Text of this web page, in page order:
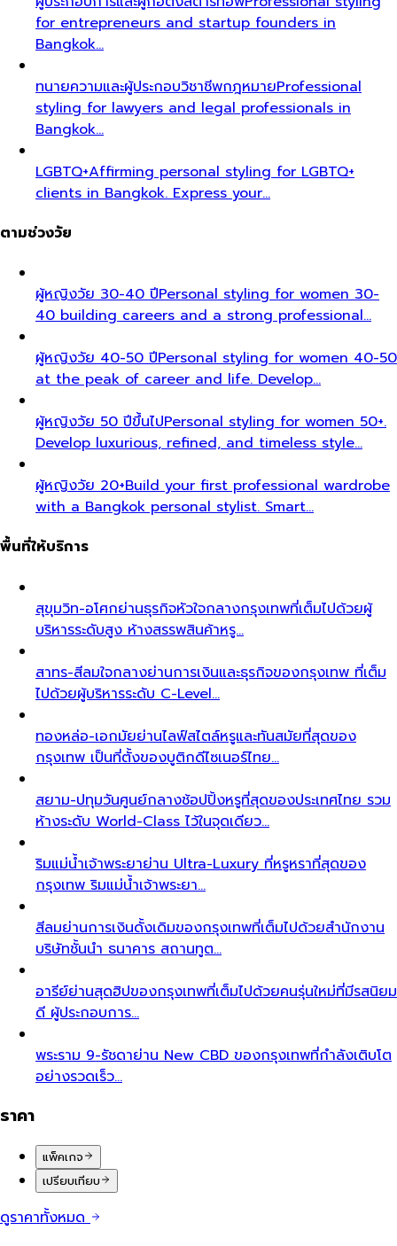
for entrepreneurs and startup founders in
Bangkok…
ทนายความและผู้ประกอบวิชาชีพกฎหมายProfessional
styling for lawyers and legal professionals in
Bangkok…
LGBTQ+Affirming personal styling for LGBTQ+
clients in Bangkok. Express your…
ตามช่วงวัย
ผู้หญิงวัย 30-40 ปีPersonal styling for women 30-
40 building careers and a strong professional…
ผู้หญิงวัย 40-50 ปีPersonal styling for women 40-50
at the peak of career and life. Develop…
ผู้หญิงวัย 50 ปีขึ้นไปPersonal styling for women 50+.
Develop luxurious, refined, and timeless style…
ผู้หญิงวัย 20+Build your first professional wardrobe
with a Bangkok personal stylist. Smart…
พื้นที่ให้บริการ
สุขุมวิท-อโศกย่านธุรกิจหัวใจกลางกรุงเทพที่เต็มไปด้วยผู้
บริหารระดับสูง ห้างสรรพสินค้าหรู…
สาทร-สีลมใจกลางย่านการเงินและธุรกิจของกรุงเทพ ที่เต็ม
ไปด้วยผู้บริหารระดับ C-Level…
ทองหล่อ-เอกมัยย่านไลฟ์สไตล์หรูและทันสมัยที่สุดของ
กรุงเทพ เป็นที่ตั้งของบูติกดีไซเนอร์ไทย…
สยาม-ปทุมวันศูนย์กลางช้อปปิ้งหรูที่สุดของประเทศไทย รวม
ห้างระดับ World-Class ไว้ในจุดเดียว…
ริมแม่น้ำเจ้าพระยาย่าน Ultra-Luxury ที่หรูหราที่สุดของ
กรุงเทพ ริมแม่น้ำเจ้าพระยา…
สีลมย่านการเงินดั้งเดิมของกรุงเทพที่เต็มไปด้วยสำนักงาน
บริษัทชั้นนำ ธนาคาร สถานทูต…
อารีย์ย่านสุดฮิปของกรุงเทพที่เต็มไปด้วยคนรุ่นใหม่ที่มีรสนิยม
ดี ผู้ประกอบการ…
พระราม 9-รัชดาย่าน New CBD ของกรุงเทพที่กำลังเติบโต
อย่างรวดเร็ว…
ราคา
แพ็คเกจ
เปรียบเทียบ
ดูราคาทั้งหมด